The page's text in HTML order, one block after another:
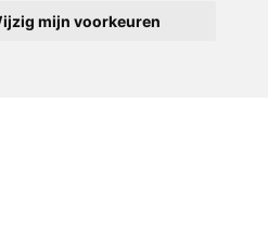
mijn voorkeuren